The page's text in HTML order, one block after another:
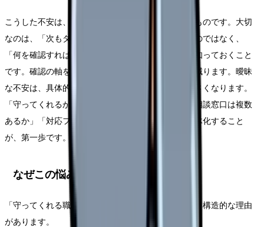
こうした不安は、過去のつらい経験から来る自然なものです。大切
なのは、「次もダメかもしれない」と漠然と怖がるのではなく、
「何を確認すれば安全体制が見えるか」を具体的に知っておくこと
です。確認の軸を持てば、転職活動の不安はぐっと減ります。曖昧
な不安は、具体的なチェック項目に置き換えると小さくなります。
「守ってくれるかどうか分からない」ではなく、「相談窓口は複数
あるか」「対応フローを説明できるか」と問いを具体化すること
が、第一歩です。
なぜこの悩みが生まれるのか
「守ってくれる職場かどうか」が見えにくいのには、構造的な理由
があります。